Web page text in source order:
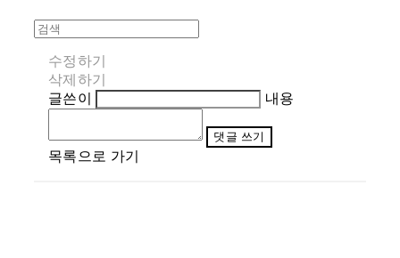
수정하기
삭제하기
글쓴이
내용
댓글 쓰기
목록으로 가기